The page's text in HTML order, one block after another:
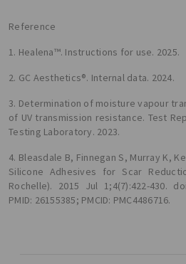
Reference
1. Healena™. Instructions for use. 2025.
2. GC Aesthetics®. Internal data. 2024.
3. Determination of moisture vapour
of UV transmission resistance. Test
Testing Laboratory. 2023.
4. Bleasdale B, Finnegan S, Murray K,
Silicone Adhesives for Scar
Rochelle). 2015 Jul 1;4(7):422-430.
PMID: 26155385; PMCID: PMC4486716.